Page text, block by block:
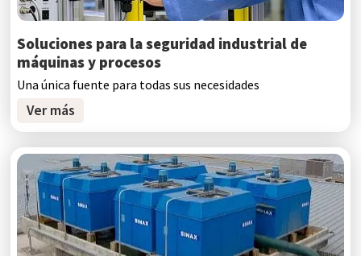
Soluciones para la seguridad industrial de
máquinas y procesos
Una única fuente para todas sus necesidades
Ver más